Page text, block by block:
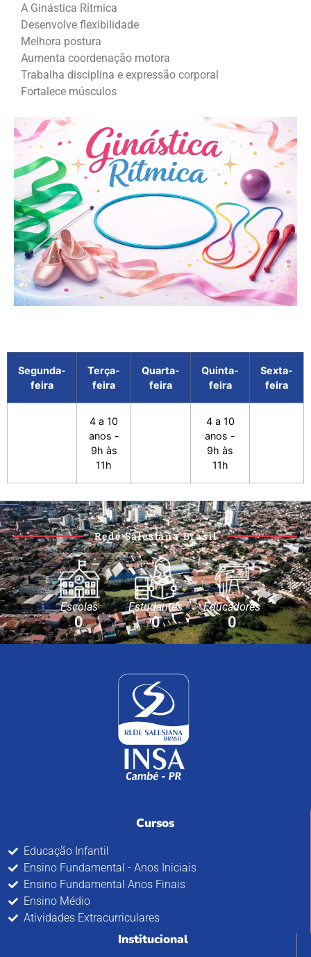
A Ginástica Rítmica
Desenvolve flexibilidade
Melhora postura
Aumenta coordenação motora
Trabalha disciplina e expressão corporal
Fortalece músculos
Segunda-
feira
Terça-
feira
Quarta-
feira
Quinta-
feira
Sexta-
feira
4 a 10
anos -
9h às
11h
4 a 10
anos -
9h às
11h
Rede Salesiana Brasil
Escolas
0
Estudantes
0
Educadores
0
Cursos
Educação Infantil
Ensino Fundamental - Anos Iniciais
Ensino Fundamental Anos Finais
Ensino Médio
Atividades Extracurriculares
Institucional